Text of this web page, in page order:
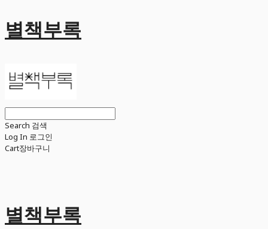
별책부록
Search 검색
Log In 로그인
Cart장바구니
별책부록